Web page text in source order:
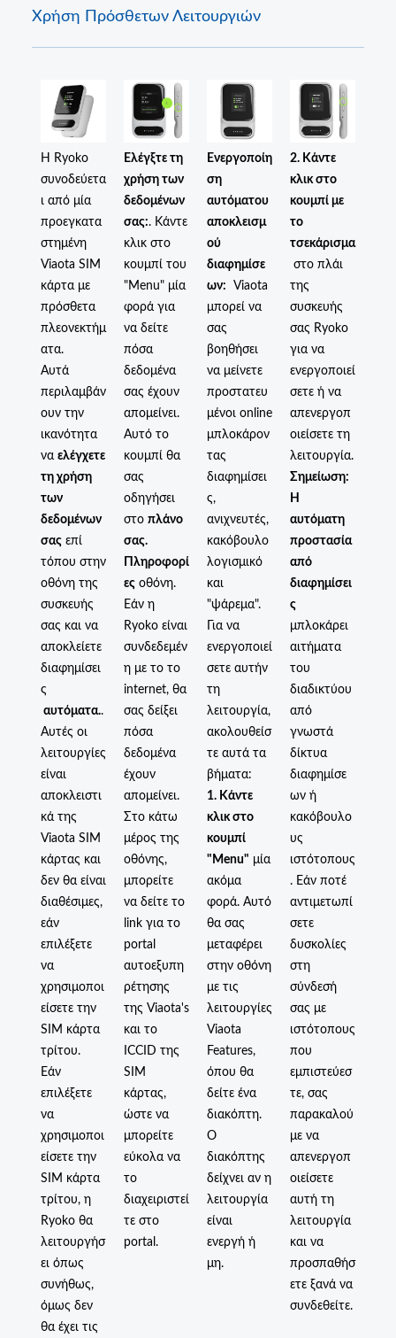
Χρήση Πρόσθετων Λειτουργιών
Η Ryoko
συνοδεύετα
ι από μία
προεγκατα
στημένη
Viaota SIM
κάρτα με
πρόσθετα
πλεονεκτήμ
ατα.
Αυτά
περιλαμβάν
ουν την
ικανότητα
να ελέγχετε
τη χρήση
των
δεδομένων
σας επί
τόπου στην
οθόνη της
συσκευής
σας και να
αποκλείετε
διαφημίσει
ς
αυτόματα..
Αυτές οι
λειτουργίες
είναι
αποκλειστι
κά της
Viaota SIM
κάρτας και
δεν θα είναι
διαθέσιμες,
εάν
επιλέξετε
να
χρησιμοποι
είσετε την
SIM κάρτα
τρίτου.
Εάν
επιλέξετε
να
χρησιμοποι
είσετε την
SIM κάρτα
τρίτου, η
Ryoko θα
λειτουργήσ
ει όπως
συνήθως,
όμως δεν
θα έχει τις
Ελέγξτε τη
χρήση των
δεδομένων
σας:. Κάντε
κλικ στο
κουμπί του
"Menu" μία
φορά για
να δείτε
πόσα
δεδομένα
σας έχουν
απομείνει.
Αυτό το
κουμπί θα
σας
οδηγήσει
στο πλάνο
σας.
Πληροφορί
ες οθόνη.
Εάν η
Ryoko είναι
συνδεδεμέν
η με το το
internet, θα
σας δείξει
πόσα
δεδομένα
έχουν
απομείνει.
Στο κάτω
μέρος της
οθόνης,
μπορείτε
να δείτε το
link για το
portal
αυτοεξυπη
ρέτησης
της Viaota's
και το
ICCID της
SIM
κάρτας,
ώστε να
μπορείτε
εύκολα να
το
διαχειριστεί
τε στο
portal.
Ενεργοποίη
ση
αυτόματου
αποκλεισμ
ού
διαφημίσε
ων: Viaota
μπορεί να
σας
βοηθήσει
να μείνετε
προστατευ
μένοι online
μπλοκάρον
τας
διαφημίσει
ς,
ανιχνευτές,
κακόβουλο
λογισμικό
και
"ψάρεμα".
Για να
ενεργοποιεί
σετε αυτήν
τη
λειτουργία,
ακολουθείσ
τε αυτά τα
βήματα:
1. Κάντε
κλικ στο
κουμπί
"Menu" μία
ακόμα
φορά. Αυτό
θα σας
μεταφέρει
στην οθόνη
με τις
λειτουργίες
Viaota
Features,
όπου θα
δείτε ένα
διακόπτη.
Ο
διακόπτης
δείχνει αν η
λειτουργία
είναι
ενεργή ή
μη.
2. Κάντε
κλικ στο
κουμπί με
το
τσεκάρισμα
στο πλάι
της
συσκευής
σας Ryoko
για να
ενεργοποιεί
σετε ή να
απενεργοπ
οιείσετε τη
λειτουργία.
Σημείωση:
Η
αυτόματη
προστασία
από
διαφημίσει
ς
μπλοκάρει
αιτήματα
του
διαδικτύου
από
γνωστά
δίκτυα
διαφημίσε
ων ή
κακόβουλο
υς
ιστότοπους
. Εάν ποτέ
αντιμετωπί
σετε
δυσκολίες
στη
σύνδεσή
σας με
ιστότοπους
που
εμπιστεύεσ
τε, σας
παρακαλού
με να
απενεργοπ
οιείσετε
αυτή τη
λειτουργία
και να
προσπαθήσ
ετε ξανά να
συνδεθείτε.